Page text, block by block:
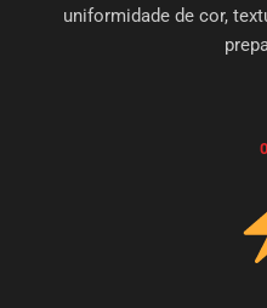
uniformidade de cor,